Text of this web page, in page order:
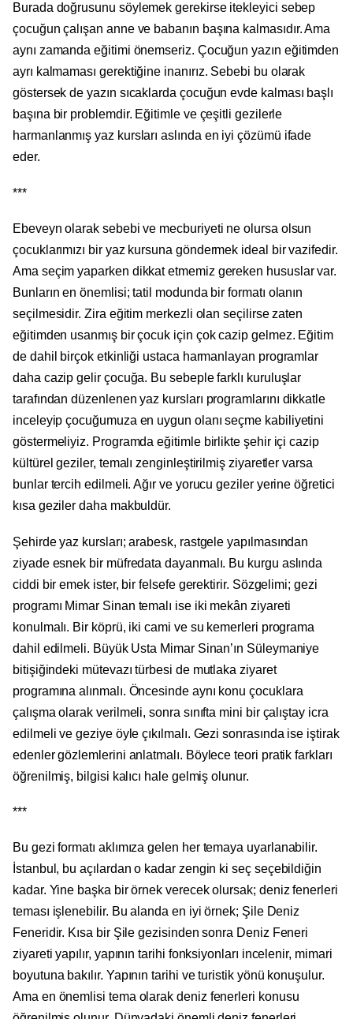
Burada doğrusunu söylemek gerekirse itekleyici sebep
çocuğun çalışan anne ve babanın başına kalmasıdır. Ama
aynı zamanda eğitimi önemseriz. Çocuğun yazın eğitimden
ayrı kalmaması gerektiğine inanırız. Sebebi bu olarak
göstersek de yazın sıcaklarda çocuğun evde kalması başlı
başına bir problemdir. Eğitimle ve çeşitli gezilerle
harmanlanmış yaz kursları aslında en iyi çözümü ifade
eder.
***
Ebeveyn olarak sebebi ve mecburiyeti ne olursa olsun
çocuklarımızı bir yaz kursuna göndermek ideal bir vazifedir.
Ama seçim yaparken dikkat etmemiz gereken hususlar var.
Bunların en önemlisi; tatil modunda bir formatı olanın
seçilmesidir. Zira eğitim merkezli olan seçilirse zaten
eğitimden usanmış bir çocuk için çok cazip gelmez. Eğitim
de dahil birçok etkinliği ustaca harmanlayan programlar
daha cazip gelir çocuğa. Bu sebeple farklı kuruluşlar
tarafından düzenlenen yaz kursları programlarını dikkatle
inceleyip çocuğumuza en uygun olanı seçme kabiliyetini
göstermeliyiz. Programda eğitimle birlikte şehir içi cazip
kültürel geziler, temalı zenginleştirilmiş ziyaretler varsa
bunlar tercih edilmeli. Ağır ve yorucu geziler yerine öğretici
kısa geziler daha makbuldür.
Şehirde yaz kursları; arabesk, rastgele yapılmasından
ziyade esnek bir müfredata dayanmalı. Bu kurgu aslında
ciddi bir emek ister, bir felsefe gerektirir. Sözgelimi; gezi
programı Mimar Sinan temalı ise iki mekân ziyareti
konulmalı. Bir köprü, iki cami ve su kemerleri programa
dahil edilmeli. Büyük Usta Mimar Sinan’ın Süleymaniye
bitişiğindeki mütevazı türbesi de mutlaka ziyaret
programına alınmalı. Öncesinde aynı konu çocuklara
çalışma olarak verilmeli, sonra sınıfta mini bir çalıştay icra
edilmeli ve geziye öyle çıkılmalı. Gezi sonrasında ise iştirak
edenler gözlemlerini anlatmalı. Böylece teori pratik farkları
öğrenilmiş, bilgisi kalıcı hale gelmiş olunur.
***
Bu gezi formatı aklımıza gelen her temaya uyarlanabilir.
İstanbul, bu açılardan o kadar zengin ki seç seçebildiğin
kadar. Yine başka bir örnek verecek olursak; deniz fenerleri
teması işlenebilir. Bu alanda en iyi örnek; Şile Deniz
Feneridir. Kısa bir Şile gezisinden sonra Deniz Feneri
ziyareti yapılır, yapının tarihi fonksiyonları incelenir, mimari
boyutuna bakılır. Yapının tarihi ve turistik yönü konuşulur.
Ama en önemlisi tema olarak deniz fenerleri konusu